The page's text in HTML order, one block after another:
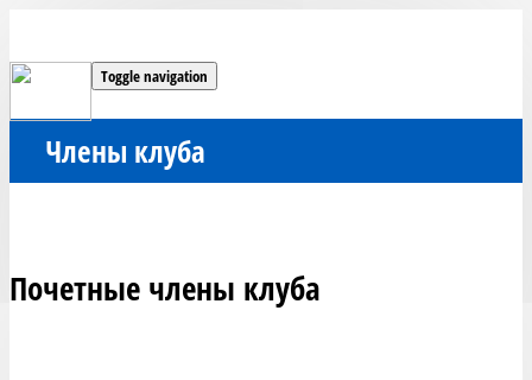
Toggle navigation
Члены клуба
Почетные члены клуба